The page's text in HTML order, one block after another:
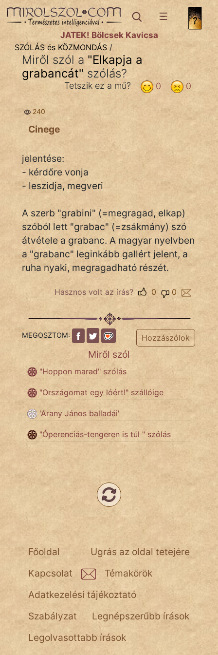
IRODALOM
SZÓLÁS
És
KÖZMONDÁS
ÉLETMÓD
MAGYARSÁG
TÖRTÉNELEM
Népszerű szerzőink:
cinege
Jób Gedeon
mikkamakka
vörös ördög
nagyöreg
NapHold
pszichopati
szegény legény
szemfüles
JÁTÉK! Bölcsek Kavicsa
SZÓLÁS és KÖZMONDÁS /
Miről szól a "Elkapja a
grabancát" szólás?
0
0
Tetszik ez a mű?
240
Cinege
jelentése:
- kérdőre vonja
- leszidja, megveri
A szerb "grabini" (=megragad, elkap)
szóból lett "grabac" (=zsákmány) szó
átvétele a grabanc. A magyar nyelvben
a "grabanc" leginkább gallért jelent, a
ruha nyaki, megragadható részét.
Hasznos volt az írás? 0
0
MEGOSZTOM: Hozzászólok
Miről szól
"Hoppon marad" szólás
"Országomat egy lóért!" szállóige
'Arany János balladái'
"Óperenciás-tengeren is túl " szólás
Ugrás az oldal tetejére
Főoldal
Kapcsolat
Témakörök
Adatkezelési tájékoztató
Szabályzat
Legnépszerűbb írások
Legolvasottabb írások